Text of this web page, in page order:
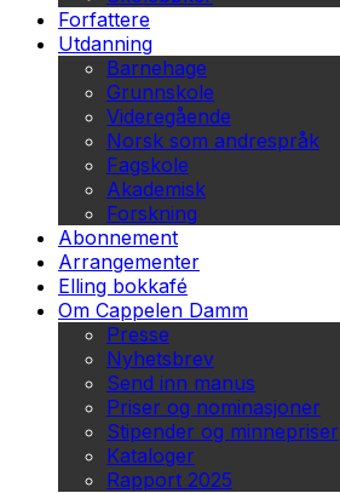
Forfattere
Utdanning
Barnehage
Grunnskole
Videregående
Norsk som andrespråk
Fagskole
Akademisk
Forskning
Abonnement
Arrangementer
Elling bokkafé
Om Cappelen Damm
Presse
Nyhetsbrev
Send inn manus
Priser og nominasjoner
Stipender og minnepriser
Kataloger
Rapport 2025